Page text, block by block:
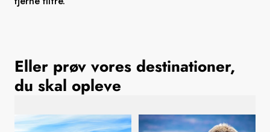
Schweiz
Danmark
Norge
Eller prøv vores destinationer,
du skal opleve